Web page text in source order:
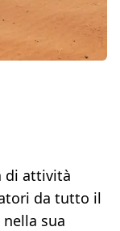
di attività
da tutto il
sua